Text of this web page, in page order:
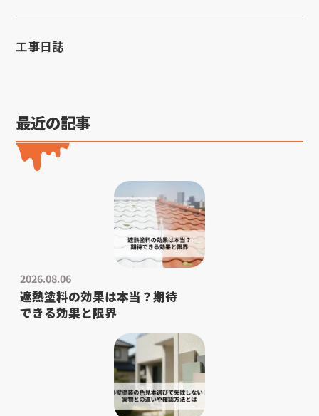
工事日誌
最近の記事
2026.08.06
遮熱塗料の効果は本当？期待
できる効果と限界